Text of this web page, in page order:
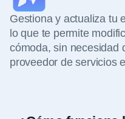
Gestiona y actualiza tu
lo que te permite
cómoda, sin necesidad
proveedor de servicios